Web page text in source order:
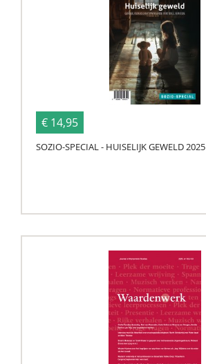
€ 14,95
SOZIO-SPECIAL - HUISELIJK GEWELD 2025